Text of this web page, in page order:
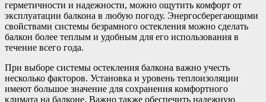
герметичности и надежности, можно ощутить комфорт от
эксплуатации балкона в любую погоду. Энергосберегающими
свойствами системы безрамного остекления можно сделать
балкон более теплым и удобным для его использования в
течение всего года.
При выборе системы остекления балкона важно учесть
несколько факторов. Установка и уровень теплоизоляции
имеют большое значение для сохранения комфортного
климата на балконе. Важно также обеспечить надежную